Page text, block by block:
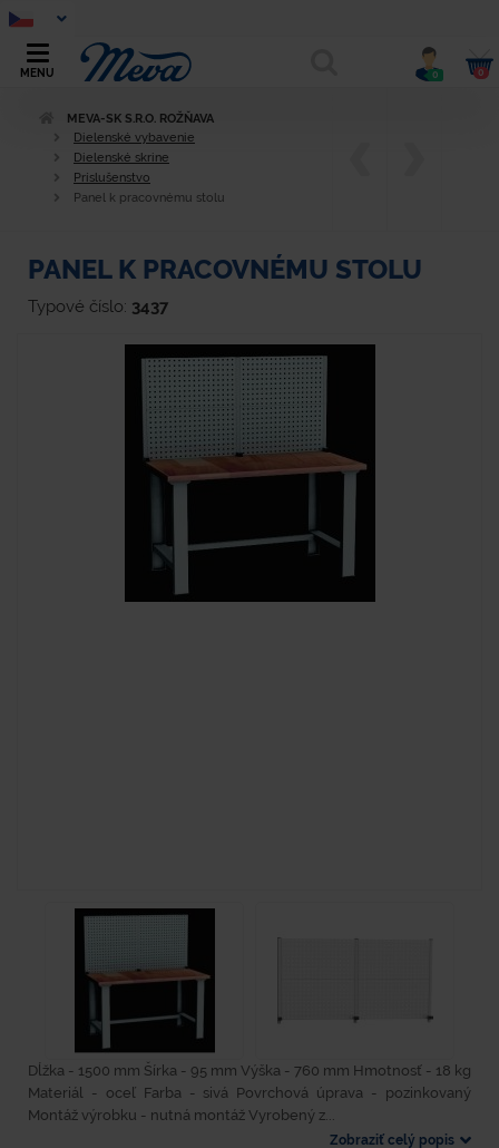
MENU 0 0
MEVA-SK S.R.O. ROŽŇAVA
Dielenské vybavenie
Dielenské skrine
Príslušenstvo
Panel k pracovnému stolu
PANEL K PRACOVNÉMU STOLU
Typové číslo: 3437
Dĺžka - 1500 mm Šírka - 95 mm Výška - 760 mm Hmotnosť - 18 kg
Materiál - oceľ Farba - sivá Povrchová úprava - pozinkovaný
Montáž výrobku - nutná montáž Vyrobený z...
Zobraziť celý popis